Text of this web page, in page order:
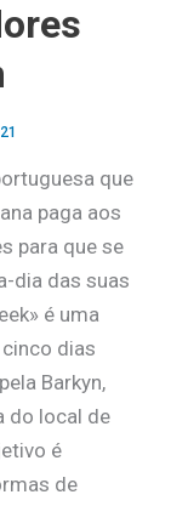
que
paga aos
para que se
dia das suas
é uma
dias
Barkyn,
do local de
é
de